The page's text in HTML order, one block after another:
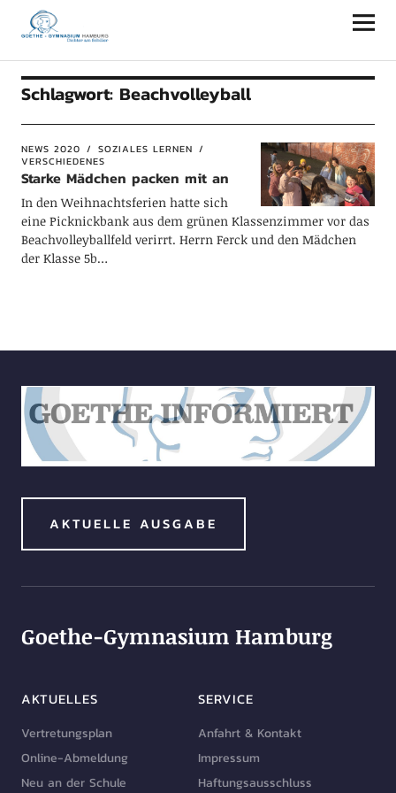
Goethe-Gymnasium Hamburg
Schlagwort: Beachvolleyball
NEWS 2020
SOZIALES LERNEN
VERSCHIEDENES
Starke Mädchen packen mit an
In den Weihnachtsferien hatte sich
eine Picknickbank aus dem grünen Klassenzimmer vor das
Beachvolleyballfeld verirrt. Herrn Ferck und den Mädchen
der Klasse 5b…
AKTUELLE AUSGABE
Goethe-Gymnasium Hamburg
AKTUELLES
Vertretungsplan
Online-Abmeldung
Neu an der Schule
SERVICE
Anfahrt & Kontakt
Impressum
Haftungsausschluss